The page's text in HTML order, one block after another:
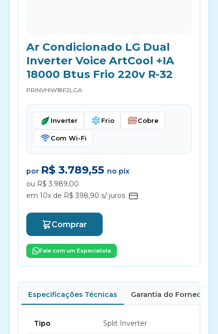
Ar Condicionado LG Dual
Inverter Voice ArtCool +IA
18000 Btus Frio 220v R-32
PRINVHIW18F2LGA
Inverter Frio Cobre
Com Wi-Fi
por R$ 3.789,55 no pix
ou R$ 3.989,00
em 10x de R$ 398,90 s/ juros
Comprar
Fale com um Especialista
Especificações Técnicas Garantia do Fornecedor
Tipo Split Inverter